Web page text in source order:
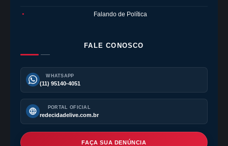
● Falando de Política
FALE CONOSCO
WHATSAPP
(11) 95140-4051
PORTAL OFICIAL
redecidadelive.com.br
FAÇA SUA DENÚNCIA